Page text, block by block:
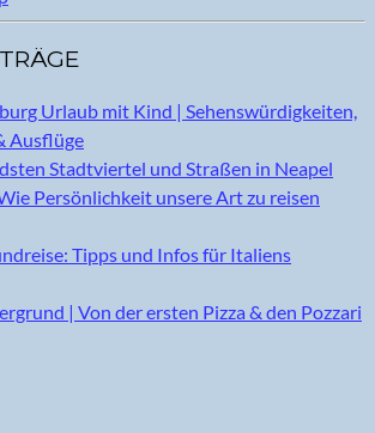
Urlaub mit Kind | Sehenswürdigkeiten,
Ausflüge
Stadtviertel und Straßen in Neapel
Persönlichkeit unsere Art zu reisen
Tipps und Infos für Italiens
| Von der ersten Pizza & den Pozzari